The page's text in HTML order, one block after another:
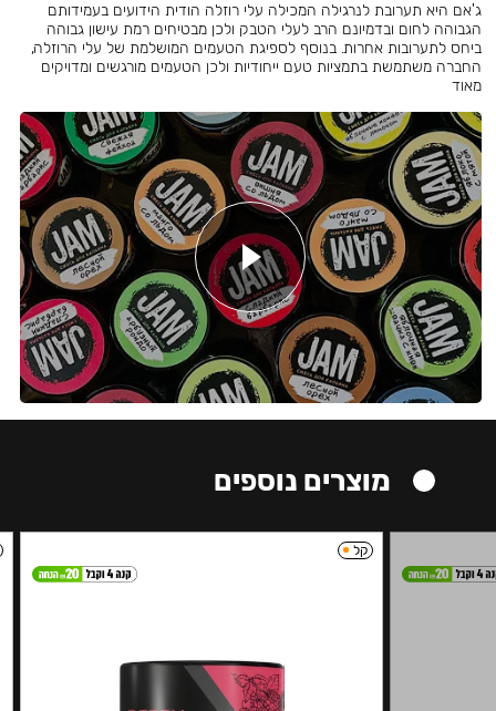
ג'אם היא תערובת לנרגילה המכילה עלי רוזלה הודית הידועים בעמידותם
הגבוהה לחום ובדמיונם הרב לעלי הטבק ולכן מבטיחים רמת עישון גבוהה
ביחס לתערובות אחרות. בנוסף לספיגת הטעמים המושלמת של עלי הרוזלה,
החברה משתמשת בתמציות טעם ייחודיות ולכן הטעמים מורגשים ומדויקים
מאוד
מוצרים נוספים
קל